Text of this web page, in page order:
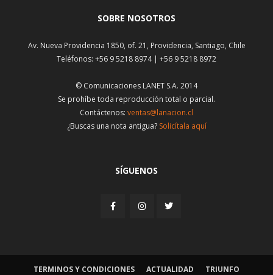
SOBRE NOSOTROS
Av. Nueva Providencia 1850, of. 21, Providencia, Santiago, Chile
Teléfonos: +56 9 5218 8974 | +56 9 5218 8972
© Comunicaciones LANET S.A. 2014
Se prohíbe toda reproducción total o parcial.
Contáctenos: ventas@lanacion.cl
¿Buscas una nota antigua? Solicítala aquí
SÍGUENOS
TERMINOS Y CONDICIONES ACTUALIDAD TRIUNFO